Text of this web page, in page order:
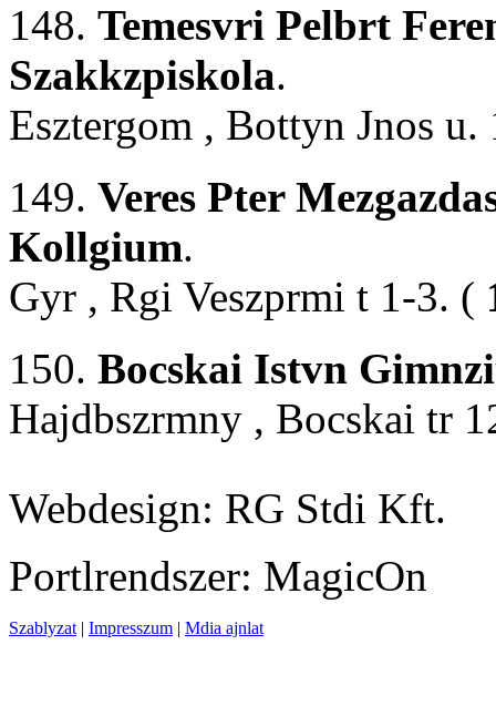
148. Temesvri Pelbrt
Szakkzpiskola.
Esztergom , Bottyn Jnos
149. Veres Pter
Kollgium.
Gyr , Rgi Veszprmi t 1-3. (
150. Bocskai Istvn
Hajdbszrmny , Bocskai tr
Webdesign: RG Stdi Kft.
Portlrendszer: MagicOn
Szablyzat | Impresszum | Mdia ajnlat